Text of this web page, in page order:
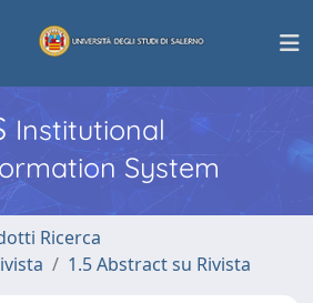
Institutional
System
Ricerca
1.5 Abstract su Rivista